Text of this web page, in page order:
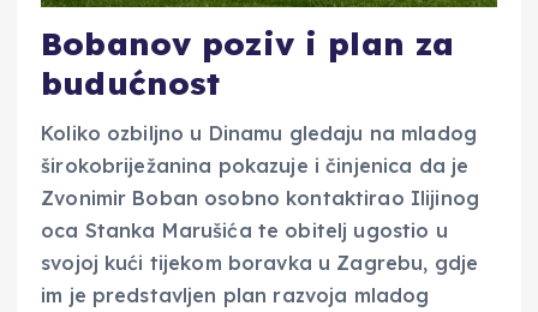
Bobanov poziv i plan za
budućnost
Koliko ozbiljno u Dinamu gledaju na mladog
širokobriježanina pokazuje i činjenica da je
Zvonimir Boban osobno kontaktirao Ilijinog
oca Stanka Marušića te obitelj ugostio u
svojoj kući tijekom boravka u Zagrebu, gdje
im je predstavljen plan razvoja mladog